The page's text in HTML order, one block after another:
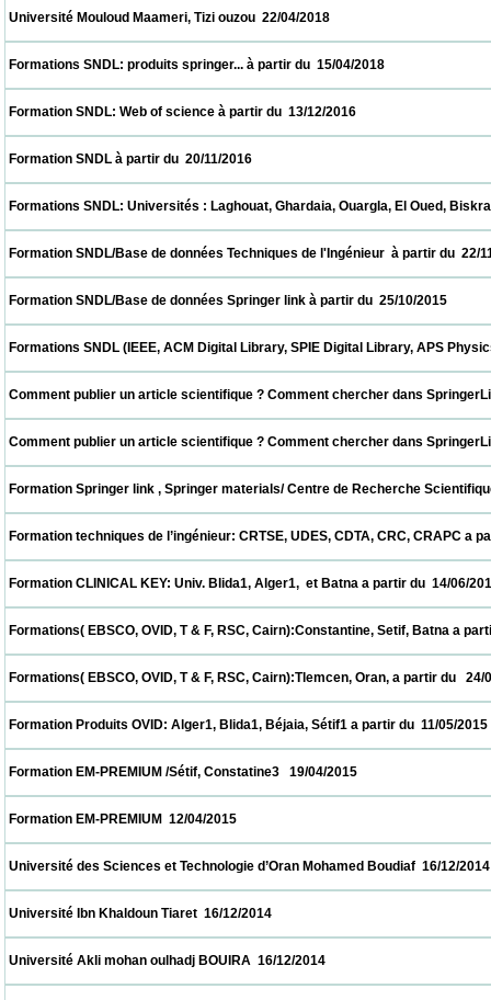
Université Mouloud Maameri, Tizi ouzou  22/04/2018
Formations SNDL: produits springer... à partir du  15/04/2018
Formation SNDL: Web of science à partir du  13/12/2016
Formation SNDL à partir du  20/11/2016
Formations SNDL: Universités : Laghouat, Ghardaia, Ouargla, El
Formation SNDL/Base de données Techniques de l'Ingénieur  à
Formation SNDL/Base de données Springer link à partir du  25/
Formations SNDL (IEEE, ACM Digital Library, SPIE Digital Library,
Comment publier un article scientifique ? Comment chercher dans
Comment publier un article scientifique ? Comment chercher dans
Formation Springer link , Springer materials/ Centre de Recherche
Formation techniques de l’ingénieur: CRTSE, UDES, CDTA, CRC,
Formation CLINICAL KEY: Univ. Blida1, Alger1,  et Batna a partir
Formations( EBSCO, OVID, T & F, RSC, Cairn):Constantine, Setif,
Formations( EBSCO, OVID, T & F, RSC, Cairn):Tlemcen, Oran, a
Formation Produits OVID: Alger1, Blida1, Béjaia, Sétif1 a partir
Formation EM-PREMIUM /Sétif, Constatine3   19/04/2015
Formation EM-PREMIUM  12/04/2015
Université des Sciences et Technologie d’Oran Mohamed
Université Ibn Khaldoun Tiaret  16/12/2014
Université Akli mohan oulhadj BOUIRA  16/12/2014